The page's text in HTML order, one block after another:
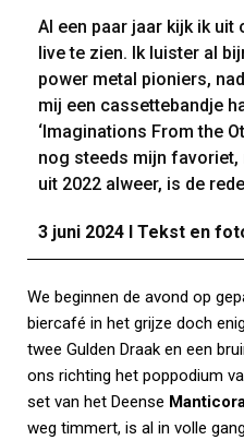
Al een paar jaar kijk ik uit
live te zien. Ik luister al
power metal pioniers,
mij een cassettebandje
‘Imaginations From the
nog steeds mijn favoriet,
uit 2022 alweer, is de
3 juni 2024 I Tekst en
We beginnen de avond op
biercafé in het grijze doch
twee Gulden Draak en een
ons richting het poppodium
set van het Deense
weg timmert, is al in volle